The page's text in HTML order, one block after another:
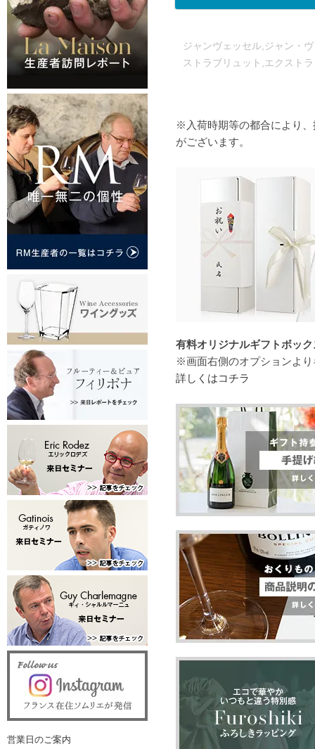
ジャンヴェッセル,ジャン・
ストラブリュット,エクスト
※入荷時期等の都合により
がございます。
有料オリジナルギフトボッ
※画面右側のオプションよ
詳しくはコチラ
営業日のご案内